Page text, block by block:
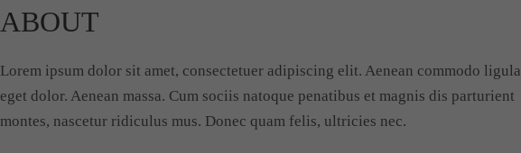
ABOUT
Lorem ipsum dolor sit amet, consectetuer adipiscing elit. Aenean commodo ligula
eget dolor. Aenean massa. Cum sociis natoque penatibus et magnis dis parturient
montes, nascetur ridiculus mus. Donec quam felis, ultricies nec.